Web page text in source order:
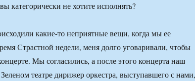
категорически не хотите исполнять?
какие-то неприятные вещи, когда мы ее
Страстной недели, меня долго уговаривали, чтобы
Мы согласились, а после этого концерта наш
театре дирижер оркестра, выступавшего с нами,